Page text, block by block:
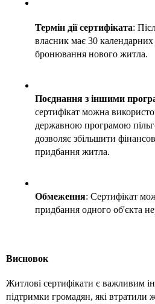
Термін дії сертифіката:
власник має 30 календарних
бронювання нового житла.
Поєднання з іншими
сертифікат можна
державною програмою
дозволяє збільшити
придбання житла.
Обмеження: Сертифікат
придбання одного об'єкта
Висновок
Житлові сертифікати є важливим
підтримки громадян, які втратили